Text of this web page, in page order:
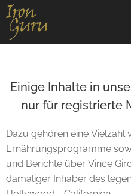
Einige Inhalte in
nur für registrierte
Dazu gehören eine Vielzahl
Ernährungsprogramme
und Berichte über Vince
damaliger Inhaber des